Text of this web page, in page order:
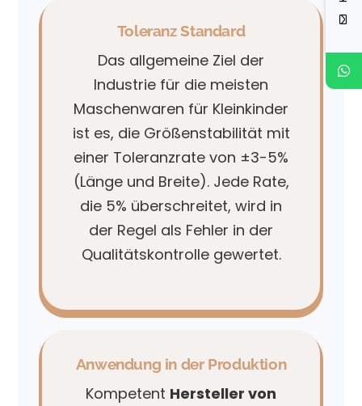
Toleranz Standard
Das allgemeine Ziel der
Industrie für die meisten
Maschenwaren für Kleinkinder
ist es, die Größenstabilität mit
einer Toleranzrate von ±3-5%
(Länge und Breite). Jede Rate,
die 5% überschreitet, wird in
der Regel als Fehler in der
Qualitätskontrolle gewertet.
Anwendung in der Produktion
Kompetent Hersteller von